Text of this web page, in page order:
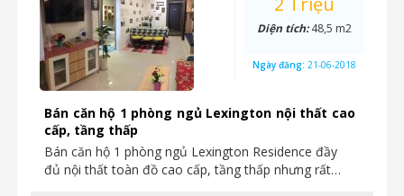
Bán căn hộ 1 phòng ngủ Lexington nội thất cao
cấp, tầng thấp
Bán căn hộ 1 phòng ngủ Lexington Residence đầy
đủ nội thất toàn đồ cao cấp, tầng thấp nhưng rất…
Diện tích:48,5 m2
Ngày đăng: 21-06-2018